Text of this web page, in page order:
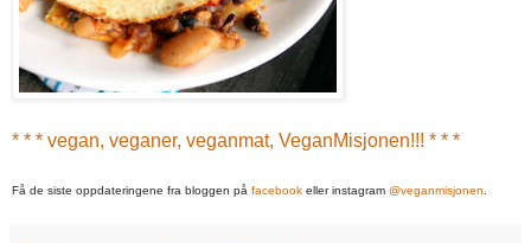
* * * vegan, veganer, veganmat, VeganMisjonen!!! * * *
Få de siste oppdateringene fra bloggen på facebook eller instagram @veganmisjonen